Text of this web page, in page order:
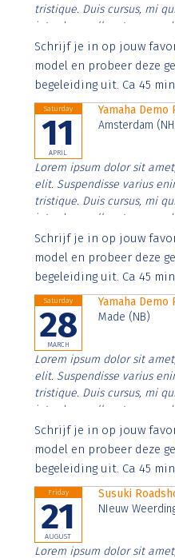
tristique. Duis cursus, mi
interdum nulla, ut
Aenean faucibus nibh et
imperdiet. Nunc ut sem
Schrijf je in op jouw
model en probeer deze
begeleiding uit. Ca 45
Saturday
11
APRIL
Yamaha Demo
Amsterdam
Lorem ipsum dolor sit
elit. Suspendisse varius
tristique. Duis cursus, mi
interdum nulla, ut
Aenean faucibus nibh et
imperdiet. Nunc ut sem
Schrijf je in op jouw
model en probeer deze
begeleiding uit. Ca 45
Saturday
28
MARCH
Yamaha Demo
Made (NB)
Lorem ipsum dolor sit
elit. Suspendisse varius
tristique. Duis cursus, mi
interdum nulla, ut
Aenean faucibus nibh et
imperdiet. Nunc ut sem
Schrijf je in op jouw
model en probeer deze
begeleiding uit. Ca 45
Friday
21
AUGUST
Susuki
NIeuw
Lorem ipsum dolor sit